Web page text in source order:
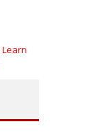
Learn